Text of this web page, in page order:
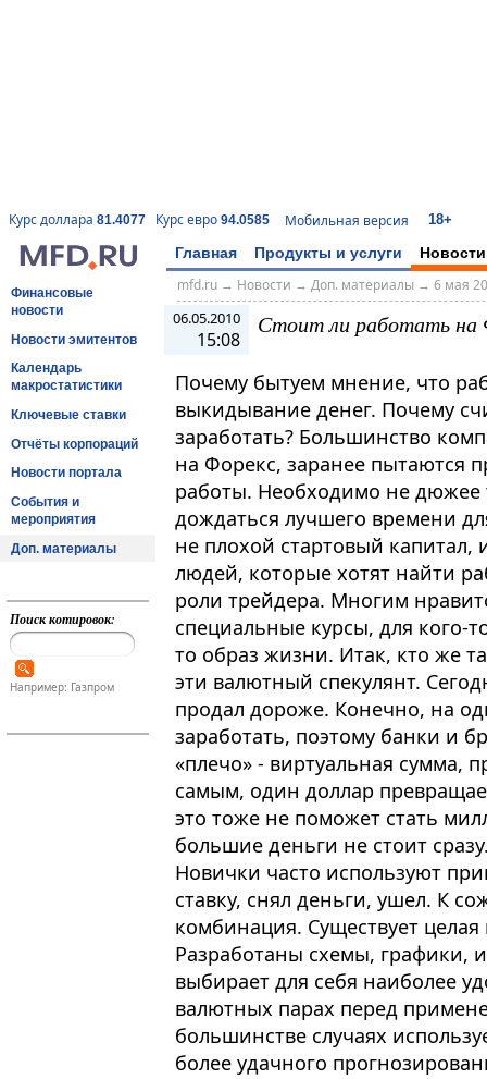
Курс доллара 81.4077 Курс евро 94.0585 Мобильная версия 18+
Главная Продукты и услуги Новости
Финансовые
новости
Новости эмитентов
Календарь
макростатистики
Ключевые ставки
Отчёты корпораций
Новости портала
События и
мероприятия
Доп. материалы
Поиск котировок:
Например: Газпром
mfd.ru→ Новости → Доп. материалы→ 6 мая
06.05.2010
15:08
Стоит ли работать на
Почему бытуем мнение, что
выкидывание денег. Почему
заработать? Большинство
на Форекс, заранее пытаются
работы. Необходимо не дюжее
дождаться лучшего времени
не плохой стартовый
людей, которые хотят найти
роли трейдера. Многим
специальные курсы, для кого-
то образ жизни. Итак, кто же
эти валютный спекулянт.
продал дороже. Конечно, на
заработать, поэтому банки и
«плечо» - виртуальная сумма,
самым, один доллар
это тоже не поможет стать
большие деньги не стоит
Новички часто используют
ставку, снял деньги, ушел. К
комбинация. Существует
Разработаны схемы, графики,
выбирает для себя наиболее
валютных парах перед
большинстве случаях
более удачного